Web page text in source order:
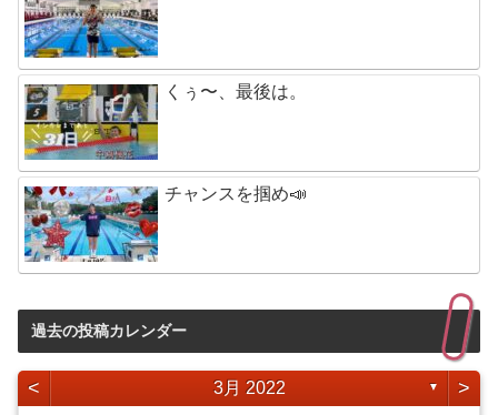
くぅ〜、最後は。
チャンスを掴め📣
過去の投稿カレンダー
< 3月 2022 ▼ >